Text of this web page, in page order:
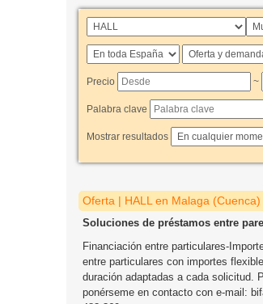
Precio ~
Palabra clave
Mostrar resultados
Oferta | HALL en Malaga (Cuenca)
Soluciones de préstamos entre
Financiación entre particulares-
entre particulares con importes
duración adaptadas a cada solicitud.
ponérseme en contacto con e-mail: